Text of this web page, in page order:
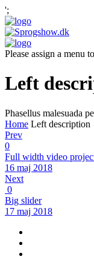
';
Please assign a menu
Left
Phasellus malesuada
Home Left description
Prev
0
Full width video
16 maj 2018
Next
0
Big slider
17 maj 2018